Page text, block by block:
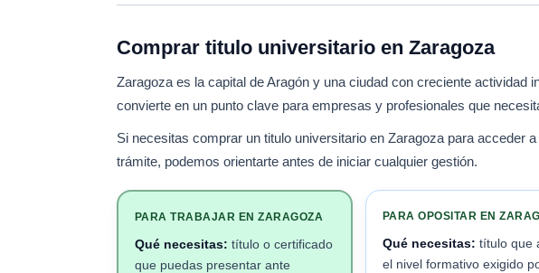
Comprar titulo universitario en Zaragoza
Zaragoza es la capital de Aragón y una ciudad con creciente
convierte en un punto clave para empresas y profesionales que
Si necesitas comprar un titulo universitario en Zaragoza para acceder
trámite, podemos orientarte antes de iniciar cualquier gestión.
PARA TRABAJAR EN ZARAGOZA
Qué necesitas: título o certificado
que puedas presentar ante
PARA OPOSITAR EN
Qué necesitas: título que
el nivel formativo exigido